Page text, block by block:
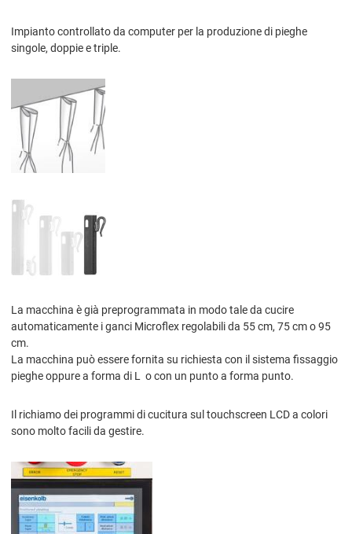
Impianto controllato da computer per la produzione di pieghe
singole, doppie e triple.
La macchina è già preprogrammata in modo tale da cucire
automaticamente i ganci Microflex regolabili da 55 cm, 75 cm o 95
cm.
La macchina può essere fornita su richiesta con il sistema fissaggio
pieghe oppure a forma di L o con un punto a forma punto.
Il richiamo dei programmi di cucitura sul touchscreen LCD a colori
sono molto facili da gestire.